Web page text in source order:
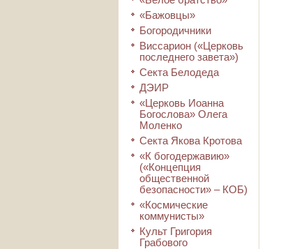
«Бажовцы»
Богородичники
Виссарион («Церковь
последнего завета»)
Секта Белодеда
ДЭИР
«Церковь Иоанна
Богослова» Олега
Моленко
Секта Якова Кротова
«К богодержавию»
(«Концепция
общественной
безопасности» – КОБ)
«Космические
коммунисты»
Культ Григория
Грабового